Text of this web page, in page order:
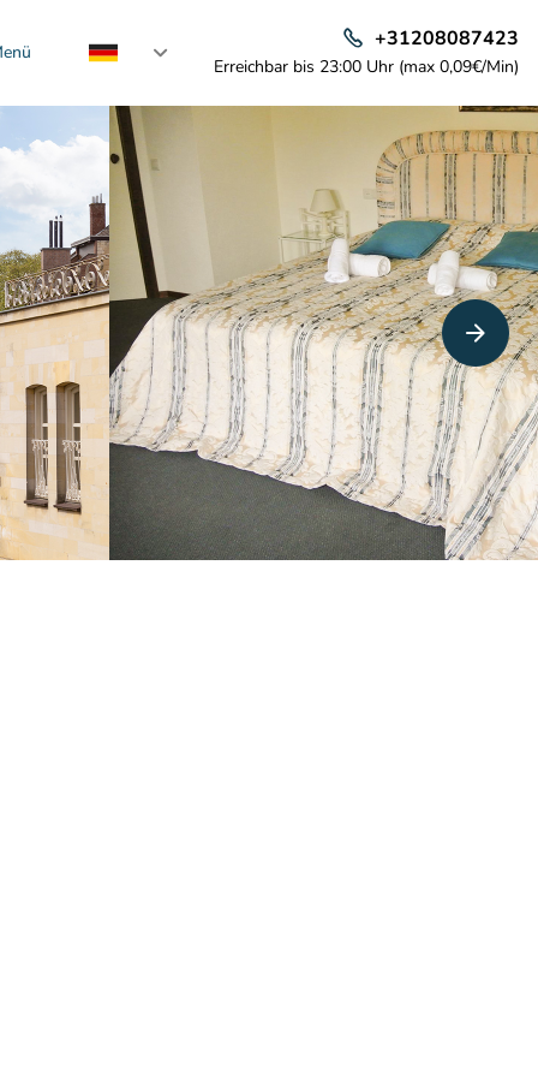
+31208087423
Erreichbar bis 23:00 Uhr (max 0,09€/Min)